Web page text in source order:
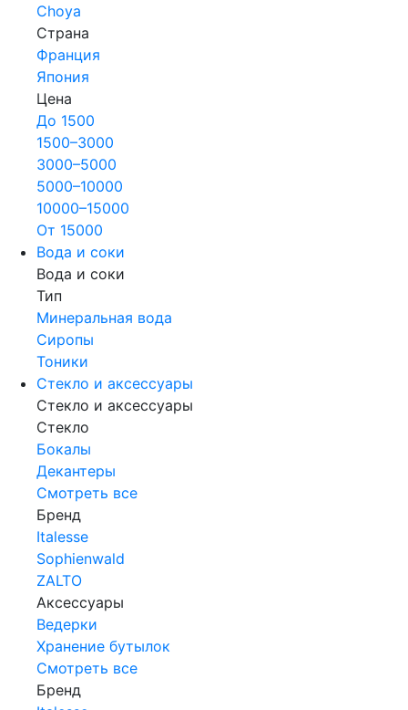
Choya
Страна
Франция
Япония
Цена
До 1500
1500–3000
3000–5000
5000–10000
10000–15000
От 15000
Вода и соки
Вода и соки
Тип
Минеральная вода
Сиропы
Тоники
Стекло и аксессуары
Стекло и аксессуары
Стекло
Бокалы
Декантеры
Смотреть все
Бренд
Italesse
Sophienwald
ZALTO
Аксессуары
Ведерки
Хранение бутылок
Смотреть все
Бренд